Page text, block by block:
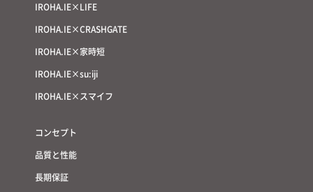
IROHA.IE×LIFE
IROHA.IE×CRASHGATE
IROHA.IE×家時短
IROHA.IE×su:iji
IROHA.IE×スマイフ
コンセプト
品質と性能
長期保証